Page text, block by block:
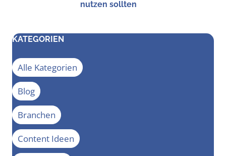
nut­zen sollten
KATEGORIEN
Alle Kategorien
Blog
Branchen
Content Ideen